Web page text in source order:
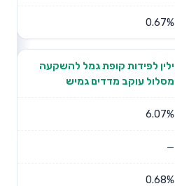
0.67%
ילין לפידות קופת גמל להשקעה
מסלול עוקב מדדים גמיש
6.07%
—
0.68%